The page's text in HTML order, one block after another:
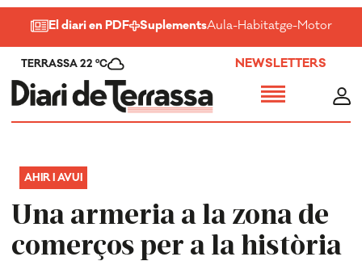
El diari en PDF SuplementsAula-Habitatge-Motor-
TERRASSA 22 ºC NEWSLETTERS
Una armeria a la zona de
comerços per a la història
AHIR I AVUI